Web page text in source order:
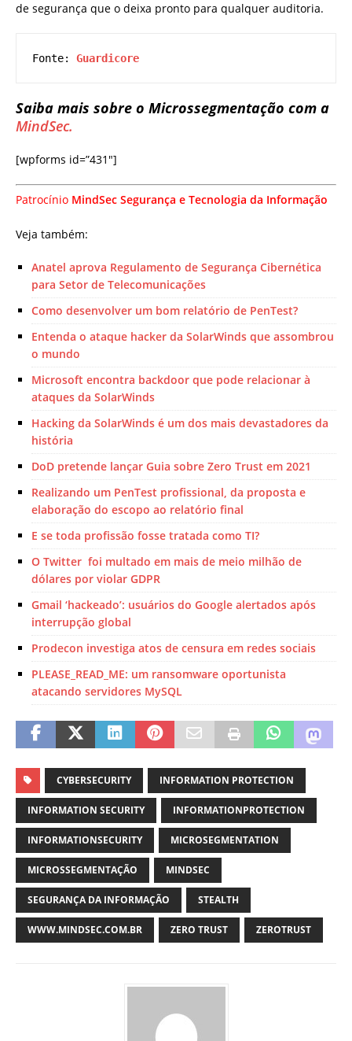
de segurança que o deixa pronto para qualquer auditoria.
Fonte: Guardicore
Saiba mais sobre o Microssegmentação com a
MindSec.
[wpforms id=”431″]
Patrocínio MindSec Segurança e Tecnologia da Informação
Veja também:
Anatel aprova Regulamento de Segurança Cibernética
para Setor de Telecomunicações
Como desenvolver um bom relatório de PenTest?
Entenda o ataque hacker da SolarWinds que assombrou
o mundo
Microsoft encontra backdoor que pode relacionar à
ataques da SolarWinds
Hacking da SolarWinds é um dos mais devastadores da
história
DoD pretende lançar Guia sobre Zero Trust em 2021
Realizando um PenTest profissional, da proposta e
elaboração do escopo ao relatório final
E se toda profissão fosse tratada como TI?
O Twitter foi multado em mais de meio milhão de
dólares por violar GDPR
Gmail ‘hackeado’: usuários do Google alertados após
interrupção global
Prodecon investiga atos de censura em redes sociais
PLEASE_READ_ME: um ransomware oportunista
atacando servidores MySQL
CYBERSECURITY INFORMATION PROTECTION
INFORMATION SECURITY INFORMATIONPROTECTION
INFORMATIONSECURITY MICROSEGMENTATION
MICROSSEGMENTAÇÃO MINDSEC
SEGURANÇA DA INFORMAÇÃO STEALTH
WWW.MINDSEC.COM.BR ZERO TRUST ZEROTRUST